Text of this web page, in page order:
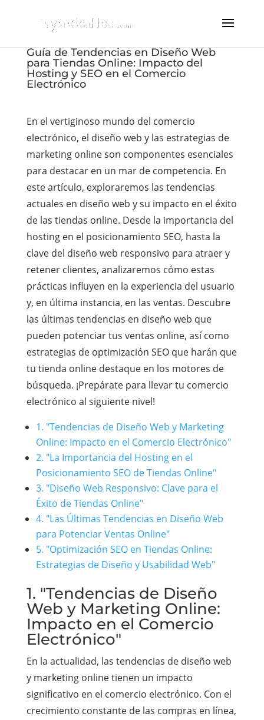
Guía de Tendencias en Diseño Web
para Tiendas Online: Impacto del
Hosting y SEO en el Comercio
Electrónico
En el vertiginoso mundo del comercio
electrónico, el diseño web y las estrategias de
marketing online son componentes esenciales
para destacar en un mar de competencia. En
este artículo, exploraremos las tendencias
actuales en diseño web y su impacto en el éxito
de las tiendas online. Desde la importancia del
hosting en el posicionamiento SEO, hasta la
clave del diseño web responsivo para atraer y
retener clientes, analizaremos cómo estas
prácticas influyen en la experiencia del usuario
y, en última instancia, en las ventas. Descubre
las últimas tendencias en diseño web que
pueden potenciar tus ventas online, así como
estrategias de optimización SEO que harán que
tu tienda online destaque en los motores de
búsqueda. ¡Prepárate para llevar tu comercio
electrónico al siguiente nivel!
1. "Tendencias de Diseño Web y Marketing
Online: Impacto en el Comercio Electrónico"
2. "La Importancia del Hosting en el
Posicionamiento SEO de Tiendas Online"
3. "Diseño Web Responsivo: Clave para el
Éxito de Tiendas Online"
4. "Las Últimas Tendencias en Diseño Web
para Potenciar Ventas Online"
5. "Optimización SEO en Tiendas Online:
Estrategias de Diseño y Usabilidad Web"
1. "Tendencias de Diseño
Web y Marketing Online:
Impacto en el Comercio
Electrónico"
En la actualidad, las tendencias de diseño web
y marketing online tienen un impacto
significativo en el comercio electrónico. Con el
crecimiento constante de las compras en línea,